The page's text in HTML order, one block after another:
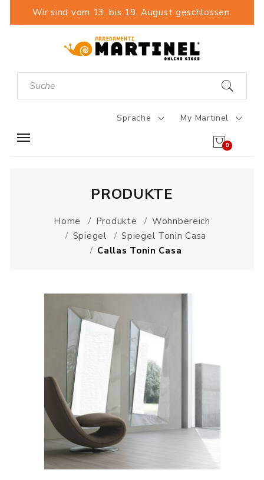
Wir sind vom 13. bis 19. August geschlossen.
Sprache My Martinel
0
PRODUKTE
Home Produkte
Wohnbereich
Spiegel
Spiegel Tonin Casa
Callas Tonin Casa